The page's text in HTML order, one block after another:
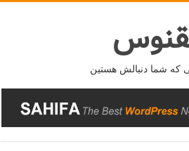
که شما دنبالش هستین